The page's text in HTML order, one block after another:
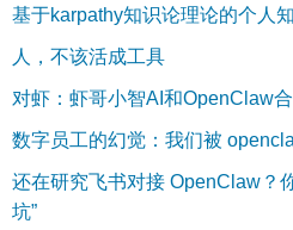
基于karpathy知识论理论的个人
人，不该活成工具
对虾：虾哥小智AI和OpenClaw
数字员工的幻觉：我们被
还在研究飞书对接 OpenClaw？
坑”